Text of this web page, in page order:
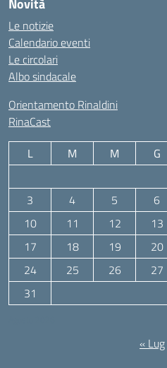
Novità
Le notizie
Calendario eventi
Le circolari
Albo sindacale
Orientamento Rinaldini
RinaCast
L M M G
3
4 5 6
10
11 12 13
17
18 19 20
24
25 26 27
31
« Lug